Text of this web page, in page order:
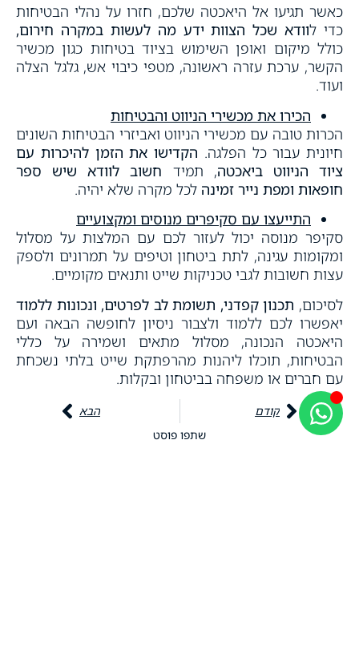
כאשר תגיעו אל היאכטה שלכם, חזרו על נהלי הבטיחות
כדי לוודא שכל הצוות ידע מה לעשות במקרה חירום,
כולל מיקום ואופן השימוש בציוד בטיחות כגון מכשיר
הקשר, ערכת עזרה ראשונה, מטפי כיבוי אש, גלגל הצלה
ועוד.
הכירו את מכשירי הניווט והבטיחות
הכרות טובה עם מכשירי הניווט ואביזרי הבטיחות השונים
חיונית עבור כל הפלגה. הקדישו את הזמן להיכרות עם
ציוד הניווט ביאכטה, תמיד חשוב לוודא שיש ספר
חופאות ומפת נייר זמינה לכל מקרה שלא יהיה.
התייעצו עם סקיפרים מנוסים ומקצועיים
סקיפר מנוסה יכול לעזור לכם עם המלצות על מסלול
ומקומות עגינה, לתת ביטחון וטיפים על תמרונים ולספק
עצות חשובות לגבי טכניקות שייט ותנאים מקומיים.
לסיכום, תכנון קפדני, תשומת לב לפרטים, ונכונות ללמוד
יאפשרו לכם ללמוד ולצבור ניסיון לחופשה הבאה ועם
היאכטה הנכונה, מסלול מתאים ושמירה על כללי
הבטיחות, תוכלו ליהנות מהרפתקת שייט בלתי נשכחת
עם חברים או משפחה בביטחון ובקלות.
קודם
הבא
שתפו פוסט